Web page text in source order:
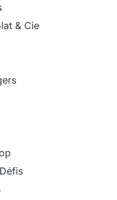
& Cie